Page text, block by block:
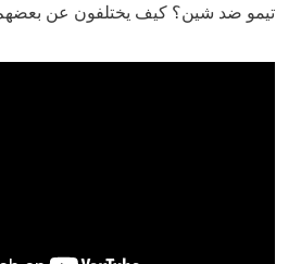
تيمو ضد شين؟ كيف يختلفون عن